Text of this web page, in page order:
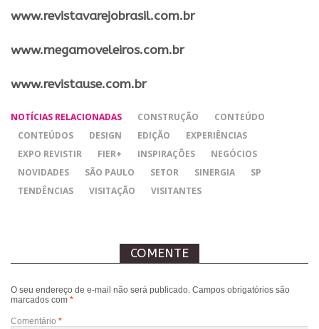
www.revistavarejobrasil.com.br
www.megamoveleiros.com.br
www.revistause.com.br
NOTÍCIAS RELACIONADAS CONSTRUÇÃO
CONTEÚDO
CONTEÚDOS
DESIGN EDIÇÃO
EXPERIÊNCIAS
EXPO REVISTIR
FIER+ INSPIRAÇÕES
NEGÓCIOS
NOVIDADES
SÃO PAULO SETOR SINERGIA
SP
TENDÊNCIAS
VISITAÇÃO VISITANTES
COMENTE
O seu endereço de e-mail não será publicado. Campos obrigatórios são
marcados com *
Comentário *